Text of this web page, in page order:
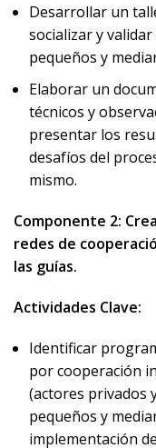
Desarrollar un
socializar y
pequeños y
Elaborar un
técnicos y
presentar los
desafíos del
mismo.
Componente 2:
redes de
las guías.
Actividades Clave:
Identificar
por cooperación
(actores privados
pequeños y
implementación